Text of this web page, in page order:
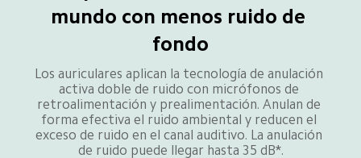
mundo con menos ruido de
fondo
Los auriculares aplican la tecnología de anulación
activa doble de ruido con micrófonos de
retroalimentación y prealimentación. Anulan de
forma efectiva el ruido ambiental y reducen el
exceso de ruido en el canal auditivo. La anulación
de ruido puede llegar hasta 35 dB*.